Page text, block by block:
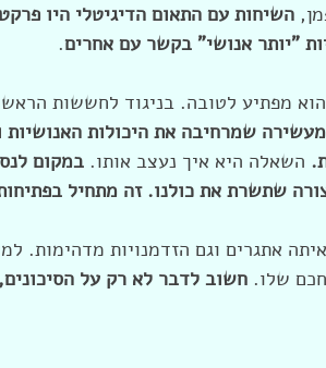
השיחות עם התאום הדיגיטלי היו
"יותר אנושי" בקשר עם אחרים.
מפתיע לטובה. בניגוד לחששות
מעשירה שמרחיבה את היכולות
השאלה היא איך נעצב אותו. במקום
שתשרת את כולנו. זה מתחיל בפתיחות
אתגרים וגם הזדמנויות מדהימות.
שלו. חשוב לדבר לא רק על